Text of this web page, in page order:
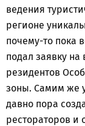
ведения
регионе
почему-то пока
подал заявку
резидентов
зоны. Самим же
давно пора
рестораторов и